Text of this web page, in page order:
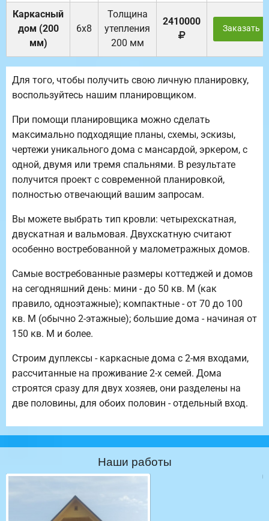
Каркасный
дом (200
мм)
6х8
Толщина
утепления
200 мм
2410000
Заказать
Для того, чтобы получить свою личную планировку,
воспользуйтесь нашим планировщиком.
При помощи планировщика можно сделать
максимально подходящие планы, схемы, эскизы,
чертежи уникального дома с мансардой, эркером, с
одной, двумя или тремя спальнями. В результате
получится проект с современной планировкой,
полностью отвечающий вашим запросам.
Вы можете выбрать тип кровли: четырехскатная,
двускатная и вальмовая. Двухскатную считают
особенно востребованной у малометражных домов.
Самые востребованные размеры коттеджей и домов
на сегодняшний день: мини - до 50 кв. М (как
правило, одноэтажные); компактные - от 70 до 100
кв. М (обычно 2-этажные); большие дома - начиная от
150 кв. М и более.
Строим дуплексы - каркасные дома с 2-мя входами,
рассчитанные на проживание 2-х семей. Дома
строятся сразу для двух хозяев, они разделены на
две половины, для обоих половин - отдельный вход.
Наши работы